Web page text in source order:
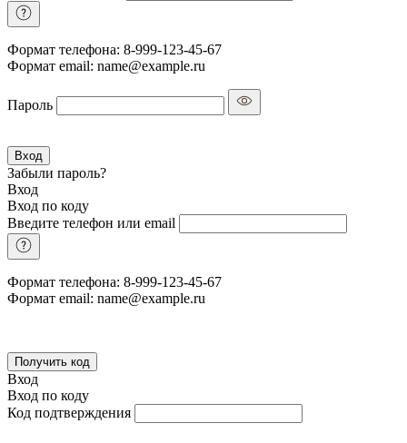
Формат телефона: 8-999-123-45-67
Формат email: name@example.ru
Пароль
Вход
Забыли пароль?
Вход
Вход по коду
Введите телефон или email
Формат телефона: 8-999-123-45-67
Формат email: name@example.ru
Получить код
Вход
Вход по коду
Код подтверждения